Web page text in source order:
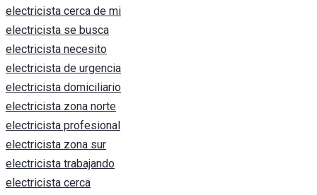
electricista cerca de mi
electricista se busca
electricista necesito
electricista de urgencia
electricista domiciliario
electricista zona norte
electricista profesional
electricista zona sur
electricista trabajando
electricista cerca